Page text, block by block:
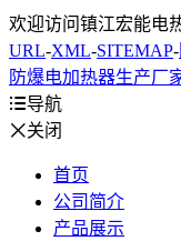
欢迎访问镇江宏能电
URL-XML-SITEMAP-
防爆电加热器生产厂
导航
关闭
首页
公司简介
产品展示